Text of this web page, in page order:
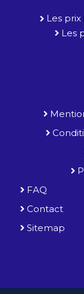
Les prix
Les
FAQ
Contact
Sitemap